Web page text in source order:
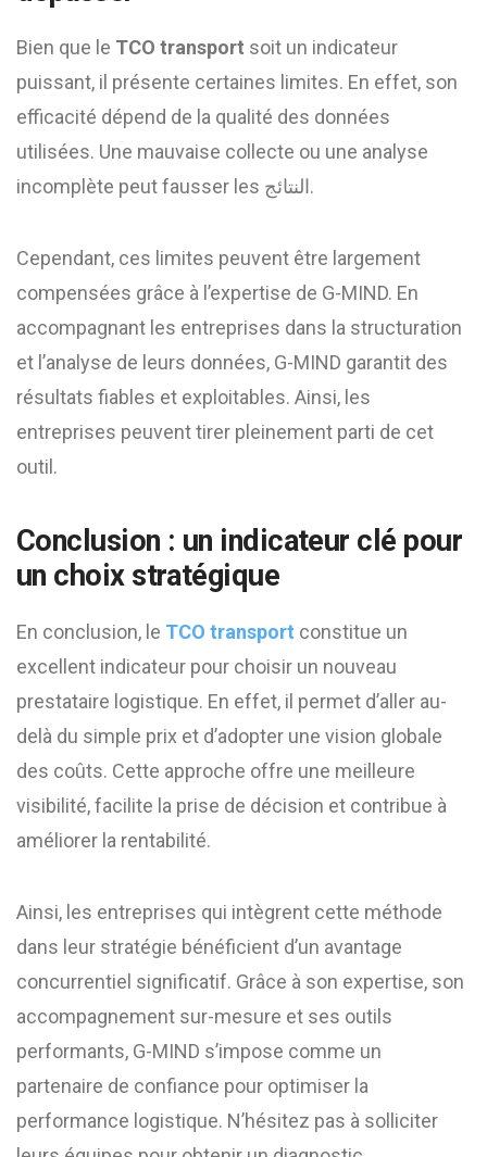
Bien que le TCO transport soit un indicateur
puissant, il présente certaines limites. En effet, son
efficacité dépend de la qualité des données
utilisées. Une mauvaise collecte ou une analyse
incomplète peut fausser les النتائج.
Cependant, ces limites peuvent être largement
compensées grâce à l’expertise de G-MIND. En
accompagnant les entreprises dans la structuration
et l’analyse de leurs données, G-MIND garantit des
résultats fiables et exploitables. Ainsi, les
entreprises peuvent tirer pleinement parti de cet
outil.
Conclusion : un indicateur clé pour
un choix stratégique
En conclusion, le TCO transport constitue un
excellent indicateur pour choisir un nouveau
prestataire logistique. En effet, il permet d’aller au-
delà du simple prix et d’adopter une vision globale
des coûts. Cette approche offre une meilleure
visibilité, facilite la prise de décision et contribue à
améliorer la rentabilité.
Ainsi, les entreprises qui intègrent cette méthode
dans leur stratégie bénéficient d’un avantage
concurrentiel significatif. Grâce à son expertise, son
accompagnement sur-mesure et ses outils
performants, G-MIND s’impose comme un
partenaire de confiance pour optimiser la
performance logistique. N’hésitez pas à solliciter